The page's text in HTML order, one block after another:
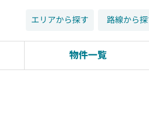
エリアから探す 路線から探
物件一覧